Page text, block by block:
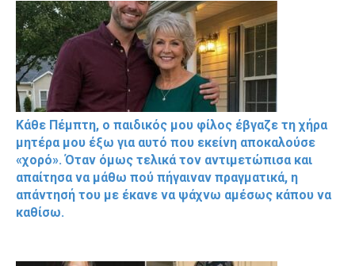
Κάθε Πέμπτη, ο παιδικός μου φίλος έβγαζε τη χήρα
μητέρα μου έξω για αυτό που εκείνη αποκαλούσε
«χορό». Όταν όμως τελικά τον αντιμετώπισα και
απαίτησα να μάθω πού πήγαιναν πραγματικά, η
απάντησή του με έκανε να ψάχνω αμέσως κάπου να
καθίσω.